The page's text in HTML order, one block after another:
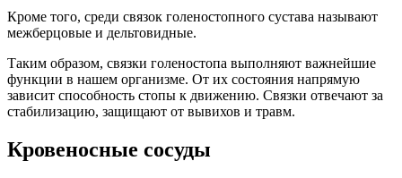
Кроме того, среди связок голеностопного сустава называют
межберцовые и дельтовидные.
Таким образом, связки голеностопа выполняют важнейшие
функции в нашем организме. От их состояния напрямую
зависит способность стопы к движению. Связки отвечают за
стабилизацию, защищают от вывихов и травм.
Кровеносные сосуды